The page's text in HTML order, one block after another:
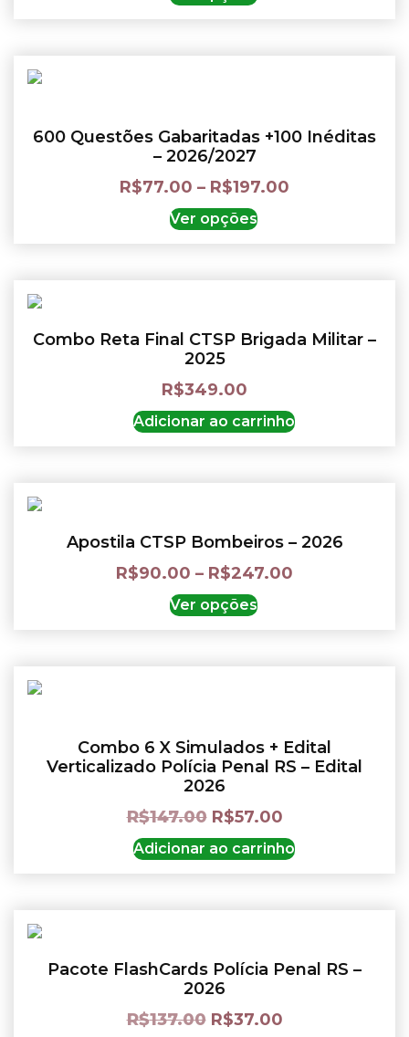
600 Questões Gabaritadas +100 Inéditas
– 2026/2027
R$77.00 – R$197.00
Ver opções
Combo Reta Final CTSP Brigada Militar –
2025
R$349.00
Adicionar ao carrinho
Apostila CTSP Bombeiros – 2026
R$90.00 – R$247.00
Ver opções
Combo 6 X Simulados + Edital
Verticalizado Polícia Penal RS – Edital
2026
R$147.00 R$57.00
Adicionar ao carrinho
Pacote FlashCards Polícia Penal RS –
2026
R$137.00 R$37.00